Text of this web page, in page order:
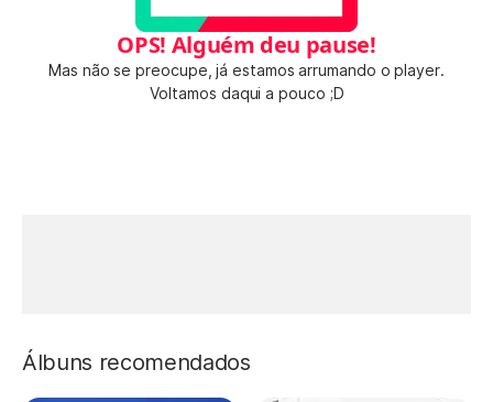
OPS! Alguém deu pause!
Mas não se preocupe, já estamos arrumando o player.
Voltamos daqui a pouco ;D
Álbuns recomendados